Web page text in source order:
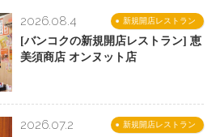
新規開店レストラン
2026.08.4
[バンコクの新規開店レストラン] 恵
美須商店 オンヌット店
新規開店レストラン
2026.07.2